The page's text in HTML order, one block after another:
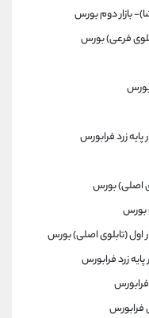
بازار دوم بورس
فرعی) بورس
بورس
پايه زرد فرابورس
اصلی) بورس
بورس
اول (تابلوی اصلی) بورس
پايه زرد فرابورس
فرابورس
فرابورس